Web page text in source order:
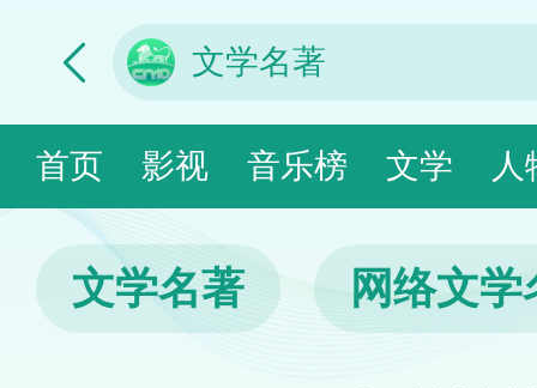
首页 影视 音乐榜 文学 人
文学名著 网络文学